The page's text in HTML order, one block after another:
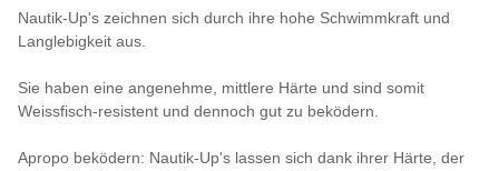
Nautik-Up's zeichnen sich durch ihre hohe Schwimmkraft und
Langlebigkeit aus.
Sie haben eine angenehme, mittlere Härte und sind somit
Weissfisch-resistent und dennoch gut zu beködern.
Apropo beködern: Nautik-Up's lassen sich dank ihrer Härte, der